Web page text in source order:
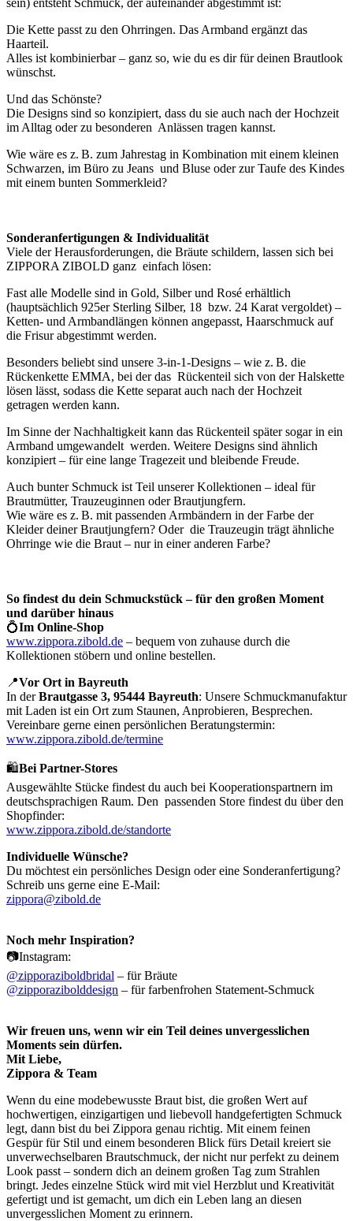
Die Kette passt zu den Ohrringen. Das Armband ergänzt das
Haarteil.
Alles ist kombinierbar – ganz so, wie du es dir für deinen Brautlook
wünschst.
Und das Schönste?
Die Designs sind so konzipiert, dass du sie auch nach der Hochzeit
im Alltag oder zu besonderen Anlässen tragen kannst.
Wie wäre es z. B. zum Jahrestag in Kombination mit einem kleinen
Schwarzen, im Büro zu Jeans und Bluse oder zur Taufe des Kindes
mit einem bunten Sommerkleid?
Sonderanfertigungen & Individualität
Viele der Herausforderungen, die Bräute schildern, lassen sich bei
ZIPPORA ZIBOLD ganz einfach lösen:
Fast alle Modelle sind in Gold, Silber und Rosé erhältlich
(hauptsächlich 925er Sterling Silber, 18 bzw. 24 Karat vergoldet) –
Ketten- und Armbandlängen können angepasst, Haarschmuck auf
die Frisur abgestimmt werden.
Besonders beliebt sind unsere 3-in-1-Designs – wie z. B. die
Rückenkette EMMA, bei der das Rückenteil sich von der Halskette
lösen lässt, sodass die Kette separat auch nach der Hochzeit
getragen werden kann.
Im Sinne der Nachhaltigkeit kann das Rückenteil später sogar in ein
Armband umgewandelt werden. Weitere Designs sind ähnlich
konzipiert – für eine lange Tragezeit und bleibende Freude.
Auch bunter Schmuck ist Teil unserer Kollektionen – ideal für
Brautmütter, Trauzeuginnen oder Brautjungfern.
Wie wäre es z. B. mit passenden Armbändern in der Farbe der
Kleider deiner Brautjungfern? Oder die Trauzeugin trägt ähnliche
Ohrringe wie die Braut – nur in einer anderen Farbe?
So findest du dein Schmuckstück – für den großen Moment
und darüber hinaus
💍Im Online-Shop
www.zippora.zibold.de – bequem von zuhause durch die
Kollektionen stöbern und online bestellen.
📍Vor Ort in Bayreuth
In derBrautgasse 3, 95444 Bayreuth: Unsere Schmuckmanufaktur
mit Laden ist ein Ort zum Staunen, Anprobieren, Besprechen.
Vereinbare gerne einen persönlichen Beratungstermin:
www.zippora.zibold.de/termine
🛍️Bei Partner-Stores
Ausgewählte Stücke findest du auch bei Kooperationspartnern im
deutschsprachigen Raum. Den passenden Store findest du über den
Shopfinder:
www.zippora.zibold.de/standorte
Individuelle Wünsche?
Du möchtest ein persönliches Design oder eine Sonderanfertigung?
Schreib uns gerne eine E-Mail:
zippora@zibold.de
Noch mehr Inspiration?
📷Instagram:
@zipporaziboldbridal – für Bräute
@zipporazibolddesign – für farbenfrohen Statement-Schmuck
Wir freuen uns, wenn wir ein Teil deines unvergesslichen
Moments sein dürfen.
Mit Liebe,
Zippora & Team
Wenn du eine modebewusste Braut bist, die großen Wert auf
hochwertigen, einzigartigen und liebevoll handgefertigten Schmuck
legt, dann bist du bei Zippora genau richtig. Mit einem feinen
Gespür für Stil und einem besonderen Blick fürs Detail kreiert sie
unverwechselbaren Brautschmuck, der nicht nur perfekt zu deinem
Look passt – sondern dich an deinem großen Tag zum Strahlen
bringt. Jedes einzelne Stück wird mit viel Herzblut und Kreativität
gefertigt und ist gemacht, um dich ein Leben lang an diesen
unvergesslichen Moment zu erinnern.